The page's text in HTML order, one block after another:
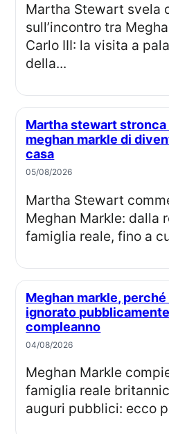
Martha Stewart svela dettagli
sull’incontro tra
Carlo III: la visita a
della...
Martha stewart stronca il tentativo di
meghan markle di
casa
05/08/2026
Martha Stewart commenta il percorso di
Meghan Markle: dalla
famiglia reale, fino a
Meghan markle, perché la famiglia reale ha
ignorato
compleanno
04/08/2026
Meghan Markle compie 45 anni, ma dalla
famiglia reale
auguri pubblici: ecco